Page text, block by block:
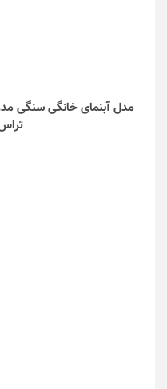
مدل آبنمای خانگی سنگی